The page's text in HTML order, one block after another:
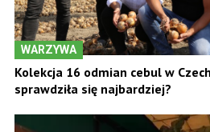
WARZYWA
Kolekcja 16 odmian cebul w
sprawdziła się najbardziej?